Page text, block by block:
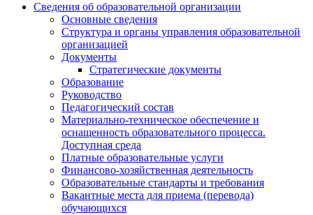
Сведения об образовательной организации
Основные сведения
Структура и органы управления образовательной
организацией
Документы
Стратегические документы
Образование
Руководство
Педагогический состав
Материально-техническое обеспечение и
оснащенность образовательного процесса.
Доступная среда
Платные образовательные услуги
Финансово-хозяйственная деятельность
Образовательные стандарты и требования
Вакантные места для приема (перевода)
обучающихся